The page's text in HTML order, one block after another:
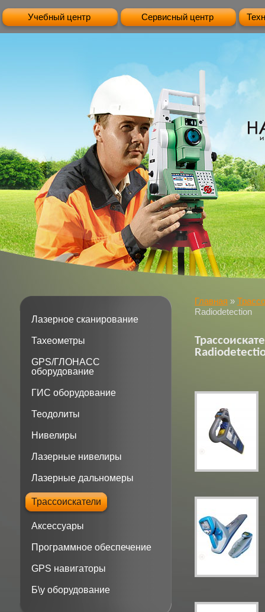
Главная »
Radiodetection
Лазерное сканирование
Тахеометры
GPS/ГЛОНАСС
оборудование
ГИС оборудование
Теодолиты
Нивелиры
Лазерные нивелиры
Лазерные дальномеры
Трассоискатели
Аксессуары
Программное обеспечение
GPS навигаторы
Б\у оборудование
Учебный центр Сервисный центр